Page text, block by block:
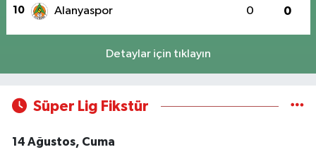
10 Alanyaspor 0 0
Detaylar için tıklayın
Süper Lig Fikstür
14 Ağustos, Cuma